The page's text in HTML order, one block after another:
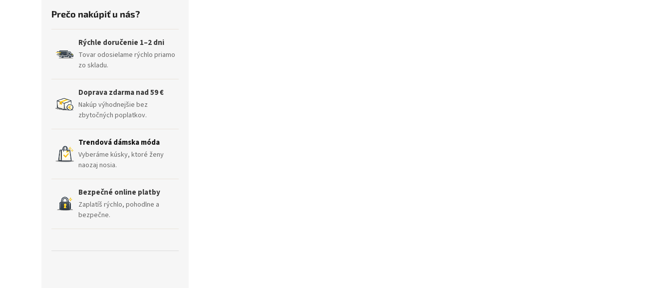
Prečo nakúpiť u nás?
Rýchle doručenie 1–2 dni
Tovar odosielame rýchlo priamo
zo skladu.
Doprava zdarma nad 59 €
Nakúp výhodnejšie bez
zbytočných poplatkov.
Trendová dámska móda
Vyberáme kúsky, ktoré ženy
naozaj nosia.
Bezpečné online platby
Zaplatíš rýchlo, pohodlne a
bezpečne.